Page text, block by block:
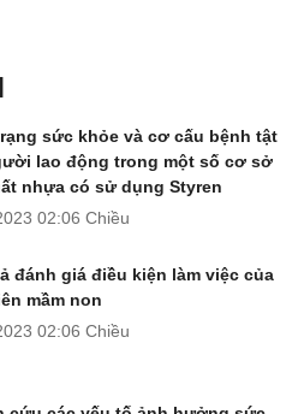
sức khỏe và cơ cấu bệnh tật
lao động trong một số cơ sở
nhựa có sử dụng Styren
02:06 Chiều
đánh giá điều kiện làm việc của
mầm non
02:06 Chiều